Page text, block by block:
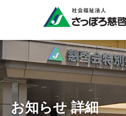
お知らせ 詳細